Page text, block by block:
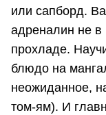
или сапборд.
адреналин не
прохладе.
блюдо на
неожиданное,
том-ям). И